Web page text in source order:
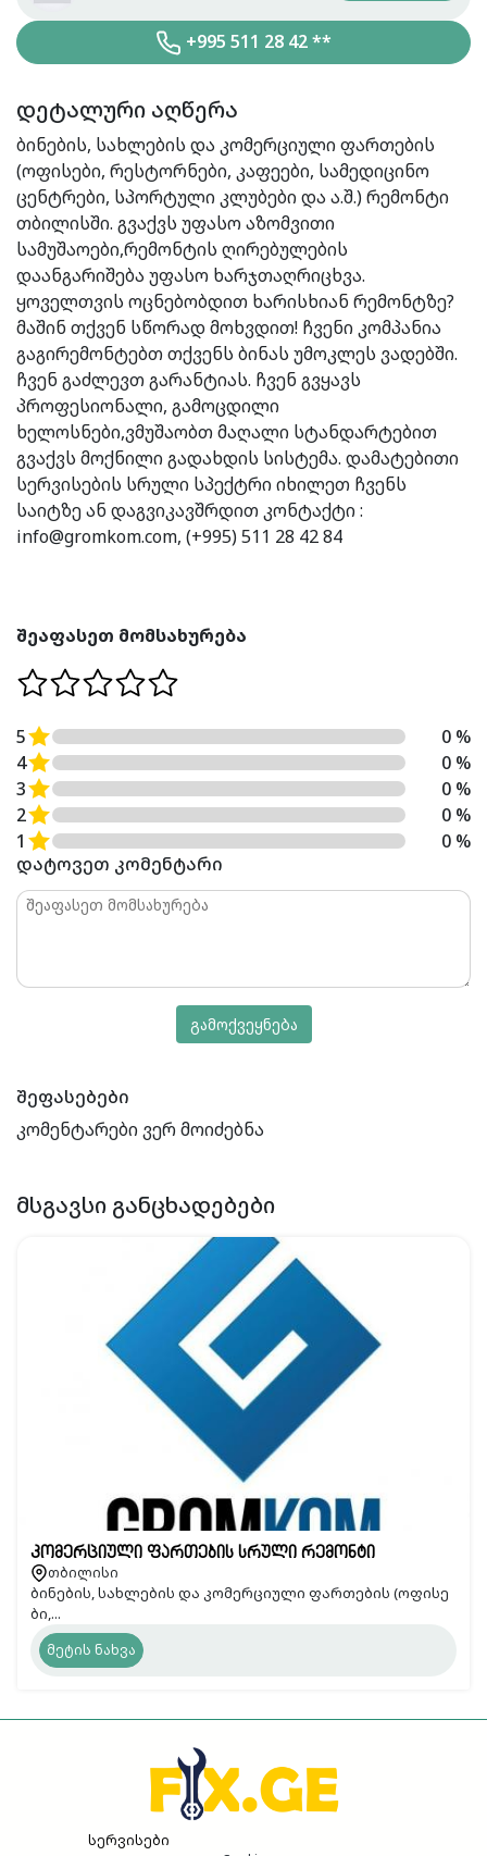
+995 511 28 42 **
დეტალური აღწერა
ბინების, სახლების და კომერციული ფართების
(ოფისები, რესტორნები, კაფეები, სამედიცინო
ცენტრები, სპორტული კლუბები და ა.შ.) რემონტი
თბილისში. გვაქვს უფასო აზომვითი
სამუშაოები,რემონტის ღირებულების
დაანგარიშება უფასო ხარჯთაღრიცხვა.
ყოველთვის ოცნებობდით ხარისხიან რემონტზე?
მაშინ თქვენ სწორად მოხვდით! ჩვენი კომპანია
გაგირემონტებთ თქვენს ბინას უმოკლეს ვადებში.
ჩვენ გაძლევთ გარანტიას. ჩვენ გვყავს
პროფესიონალი, გამოცდილი
ხელოსნები,ვმუშაობთ მაღალი სტანდარტებით
გვაქვს მოქნილი გადახდის სისტემა. დამატებითი
სერვისების სრული სპექტრი იხილეთ ჩვენს
საიტზე ან დაგვიკავშრდით კონტაქტი :
info@gromkom.com, (+995) 511 28 42 84
შეაფასეთ მომსახურება
5
0 %
4
0 %
3
0 %
2
0 %
1
0 %
დატოვეთ კომენტარი
გამოქვეყნება
შეფასებები
კომენტარები ვერ მოიძებნა
ᲛᲡᲒᲐᲕᲡᲘ ᲒᲐᲜᲪᲮᲐᲓᲔᲑᲔᲑᲘ
კომერციული ფართების სრული რემონტი
თბილისი
ბინების, სახლების და კომერციული ფართების (ოფისე
ბი,...
მეტის ნახვა
სერვისები